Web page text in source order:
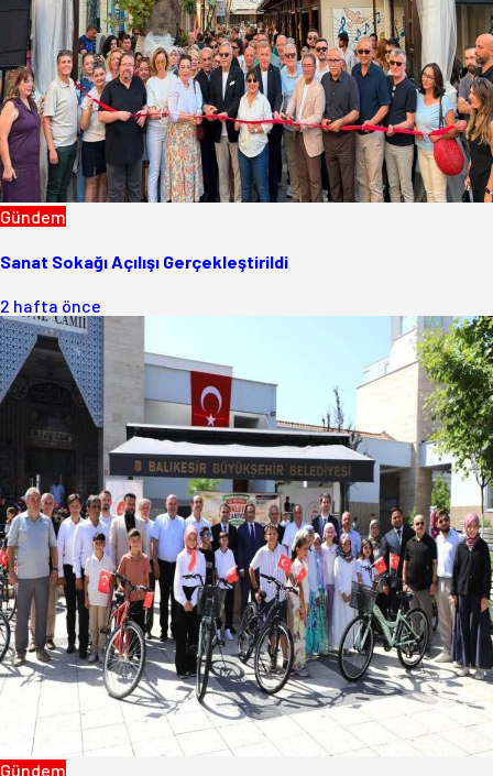
Gündem
Sanat Sokağı Açılışı Gerçekleştirildi
2 hafta önce
Gündem